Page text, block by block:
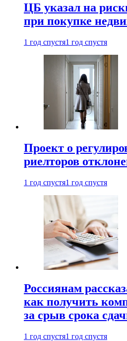
ЦБ указал на
при покупке
1 год спустя1 год спустя
Проект о
риелторов
1 год спустя1 год спустя
Россиянам
как получить
за срыв срока
1 год спустя1 год спустя